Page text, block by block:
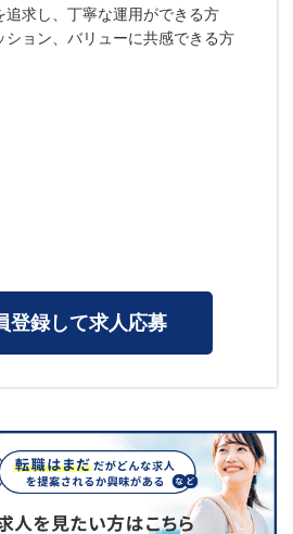
追求し、丁寧な運用ができる方
ション、バリューに共感できる方
登録して求人応募